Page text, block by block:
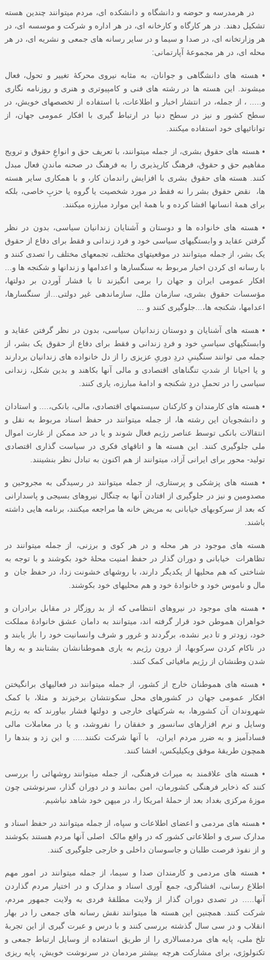
در هرمدرسه و حوضه و دانشگاه و دانشکده ای، مردم میتوانند چندین هسته
تشکیل دهند. در هر کارگاه و کارخانه ای، در هر اداره و شرکت و موسسه ای، در
هر وزارتخانه ای، در صدا و سیما و در سایر رسانه های جمعی و نشریه ای، در هر
محله ای، در هر مجموعۀ آپارتمانی:
• هسته های دانشگاهی و جوانان، به مثابه نیروی محرکۀ تغییر و تحول، فعال
میشوند. این هسته ها در رشته های فنی و کامپیوتری و هنری و روزنامه نگاری
و..... ، از جمله، در انتشار اخبار و اطلاعات، با استفاده از تخصصهای خویش، در
سطح کشور و نیز در سطح دنیا در ارتباط گیری با افکار عمومی جهان، از
توانائیهای خود استفاده میکنند.
• هسته های حقوق بشری، از جمله میتوانند، با تعریف حق و انواعِ حقوق و ترویج
مفاهیم حق و حقوق، فرهنگ کارپذیری را به فرهنگ در صحنه ماندنِ فعال مبدل
کنند. هسته های حقوق بشری با افزایش راندمان کار، و با همکاری سایر هسته
ها، نقض حقوق بشر را نه فقط در مورد شخصیت یا گروه یا حزبِ خاصی، بلکه
برای همۀ انسانها افشا کرده و با همۀ این موارد مبارزه میکنند.
• هسته های خانواده ها و دوستان و آشنایان زندانیان سیاسی، بدون در نظر
گرفتن عقاید و وابستگیهای سیاسی خود و فرد زندانی و فقط برای دفاع از حقوق
یک بشر، از جمله میتوانند در موقعیتهای مختلف، تجمعهای مختلف را تصدی کنند و
با رسانه ای کردن اخبار مربوط به سنگسارها و اعدامها و زندانها و شکنجه ها و...
افکار عمومی ایران و جهان را برمی انگیزند تا با فشار آوردن بر دولتها،
مؤسسات حقوق بشری، سازمان ملل، سازماندهی غیر دولتی...از سنگسارها،
اعدامها، شکنجه ها،...جلوگیری کنند و ...
• هسته های آشنایان و دوستان زندانیان سیاسی، بدون در نظر گرفتن عقاید و
وابستگیهای سیاسیِ خود و فردِ زندانی و فقط برای دفاع از حقوق یک بشر، از
جمله می توانند سنگینیِ دردِ دوریِ عزیزی را از دل خانواده های زندانیان بردارند
و یا احیانا از شدتِ تنگناهای اقتصادی و مالی آنها بکاهند و بدین شکل، زندانی
سیاسی را در تحملِ دردِ شکنجه و ادامۀ مبارزه، یاری کنند.
• هسته های کارمندان و کارکنان سیستمهای اقتصادی، مالی، بانکی،.... و استادان
و دانشجویان این رشته ها، از جمله میتوانند در حفظ اسناد مربوط به نقل و
انتقالات بانکی توسط عناصر رژیم فعال شوند و یا در حد ممکن از غارت اموال
ملی جلوگیری کنند. این هسته ها و اتاقهای فکری در سیاست گذاری اقتصادی
تولید- محور برای ایرانی آزاد، میتوانند از هم اکنون به تبادل نظر بنشینند.
• هسته های پزشکی و پرستاری، از جمله میتوانند در رسیدگی به مجروحین و
مصدومین و نیز در جلوگیری از افتادن آنها به چنگال نیروهای بسیجی و پاسدارانی
که بعد از سرکوبهای خیابانی به مریض خانه ها مراجعه میکنند، برنامه هایی داشته
باشند.
هسته های موجود در هر محله و در هر کوی و برزنی، از جمله میتوانند در
تظاهرات خیابانی و دوران گذار در حفظ امنیت محلۀ خود بکوشند و با توجه به
شناختی که هم محلیها از یکدیگر دارند، با روشهای خشونت زدا، در حفظ جان و
مال و ناموس خود و خانوادۀ خود و هم محلیهای خود بکوشند.
• هسته های موجود در نیروهای انتظامی که از بد روزگار در مقابل برادران و
خواهران هموطن خود قرار گرفته اند، میتوانند به دامان عشق خانوادۀ مملکت
خود، زودتر و تا دیر نشده، برگردند و غرور و شرف وانسانیت خود را باز یابند و
در ناکام کردن سرکوبها، از درون رژیم به یاری هموطنانشان بشتابند و به رها
شدن وطنشان از رژیم مافیائی کمک کنند.
• هسته های هموطنان خارج از کشور، از جمله میتوانند در فعالیهای برانگیختن
افکار عمومی جهان در کشورهای محل سکونتشان برخیزند و مثلا، با کمک
شهروندان آن کشورها، به شرکتهای خارجی و دولتها فشار بیاورند که به رژیم
وسایل و نرم افزارهای سانسور و خفقان را نفروشد، و یا در معاملات مالی
فسادآمیز و به ضرر مردم ایران، با آنها شرکت نکنند..... و این زد و بندها را
همچون طریقۀ موفق ویکیلیکس، افشا کنند.
• هسته های علاقمند به میراث فرهنگی، از جمله میتوانند روشهائی را بررسی
کنند که ذخایر فرهنگی کشورمان، امن بمانند و در دوران گذار، سرنوشتی چون
موزۀ مرکزی بغداد بعد از حملۀ امریکا را، در میهن خود شاهد نباشیم.
• هسته های مردمی و اعضای اطلاعات و سپاه، از جمله میتوانند در حفظ اسناد و
مدارک سری و اطلاعاتی کشور که در واقع مالک اصلی آنها مردم هستند بکوشند
و از نفوذ فرصت طلبان و جاسوسان داخلی و خارجی جلوگیری کنند.
• هسته های مردمی و کارمندان صدا و سیما، از جمله میتوانند در امور مهم
اطلاع رسانی، افشاگری، جمع آوری اسناد و مدارک و در اختیار مردم گذاردن
آنها..... در تصدی دوران گذار از ولایت مطلقۀ فردی به ولایت جمهور مردم،
شرکت کنند. همچنین این هسته ها میتوانند نقش رسانه های جمعی را در بهار
انقلاب و در سی سال گذشته بررسی کنند و با درس و عبرت گیری از این تجربۀ
تلخ ملی، پایه های مردمسالاری را از طریق استفاده از وسایل ارتباط جمعی و
تکنولوژی، برای مشارکت هرچه بیشتر مردمان در سرنوشت خویش، پایه ریزی